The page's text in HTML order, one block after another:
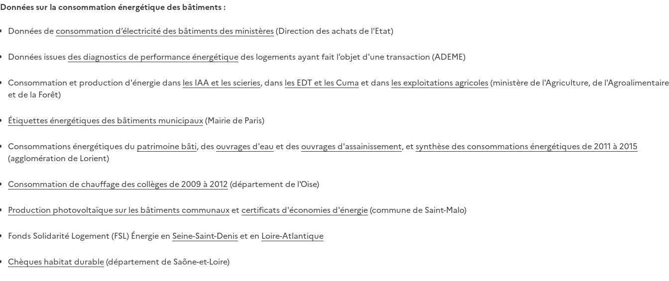
Données sur la consommation énergétique des bâtiments :
Données deconsommation d’électricité des bâtiments des ministères(Direction des achats de l’Etat)
Données issuesdes diagnostics de performance énergétiquedes logements ayant fait l’objet d'une transaction (ADEME)
Consommation et production d'énergie dans les IAA et les scieries, dans les EDT et les Cuma et dans les exploitations agricoles(ministère de l'Agriculture, de l'Agroalimentaire
et de la Forêt)
Étiquettes énergétiques des bâtiments municipaux(Mairie de Paris)
Consommations énergétiques du patrimoine bâti, desouvrages d'eau et desouvrages d'assainissement, et synthèse des consommations énergétiques de 2011 à 2015
(agglomération de Lorient)
Consommation de chauffage des collèges de 2009 à 2012 (département de l'Oise)
Production photovoltaïque sur les bâtiments communauxet certificats d'économies d'énergie(commune de Saint-Malo)
Fonds Solidarité Logement (FSL) Énergie en Seine-Saint-Deniset en Loire-Atlantique
Chèques habitat durable(département de Saône-et-Loire)